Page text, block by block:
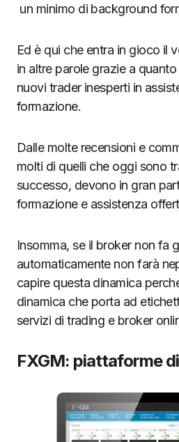
un minimo di background
Ed è qui che entra in gioco il
in altre parole grazie a
nuovi trader inesperti in
formazione.
Dalle molte recensioni e
molti di quelli che oggi sono
successo, devono in gran
formazione e assistenza
Insomma, se il broker non fa
automaticamente non farà
capire questa dinamica
dinamica che porta ad
servizi di trading e broker
FXGM: piattaforme